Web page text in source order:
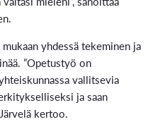
yhdessä tekeminen ja
”Opetustyö on
vallitsevia
ja saan
kertoo.